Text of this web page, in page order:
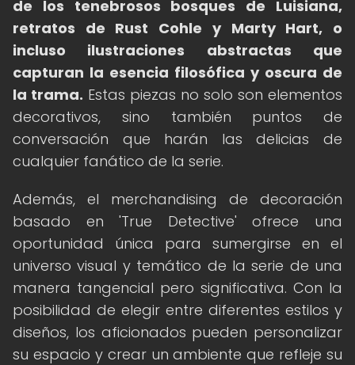
de los tenebrosos bosques de Luisiana,
retratos de Rust Cohle y Marty Hart, o
incluso ilustraciones abstractas que
capturan la esencia filosófica y oscura de
la trama. Estas piezas no solo son elementos
decorativos, sino también puntos de
conversación que harán las delicias de
cualquier fanático de la serie.
Además, el merchandising de decoración
basado en 'True Detective' ofrece una
oportunidad única para sumergirse en el
universo visual y temático de la serie de una
manera tangencial pero significativa. Con la
posibilidad de elegir entre diferentes estilos y
diseños, los aficionados pueden personalizar
su espacio y crear un ambiente que refleje su